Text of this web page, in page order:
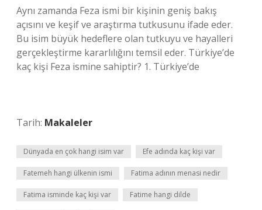
Aynı zamanda Feza ismi bir kişinin geniş bakış
açısını ve keşif ve araştırma tutkusunu ifade eder.
Bu isim büyük hedeflere olan tutkuyu ve hayalleri
gerçekleştirme kararlılığını temsil eder. Türkiye’de
kaç kişi Feza ismine sahiptir? 1. Türkiye’de
Tarih: Makaleler
Dünyada en çok hangi isim var Efe adında kaç kişi var
Fatemeh hangi ülkenin ismi Fatima adının menasi nedir
Fatima isminde kaç kişi var Fatime hangi dilde